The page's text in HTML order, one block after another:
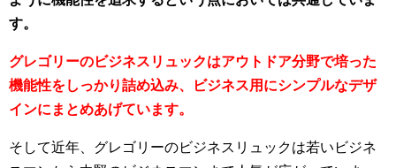
す。
グレゴリーのビジネスリュックはアウトドア分野で培った
機能性をしっかり詰め込み、ビジネス用にシンプルなデザ
インにまとめあげています。
そして近年、グレゴリーのビジネスリュックは若いビジネ